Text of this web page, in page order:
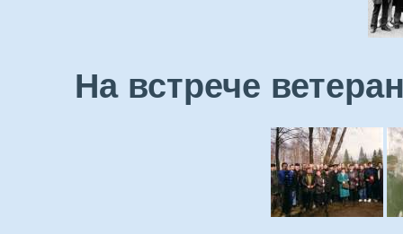
На встрече